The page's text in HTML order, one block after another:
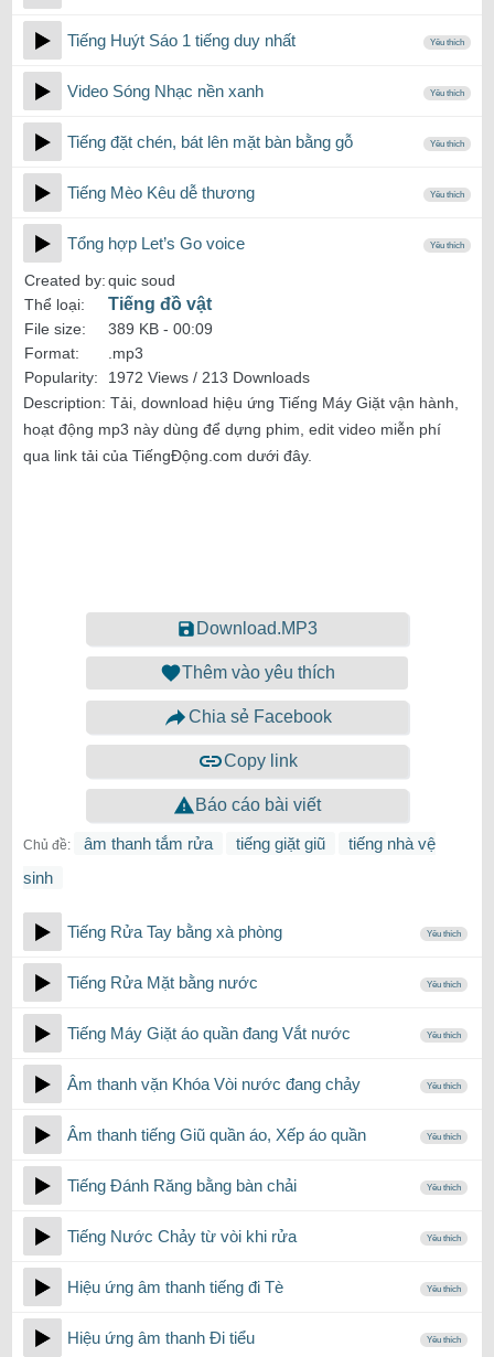
Tiếng Huýt Sáo 1 tiếng duy nhất Yêu thích
Video Sóng Nhạc nền xanh Yêu thích
Tiếng đặt chén, bát lên mặt bàn bằng gỗ Yêu thích
Tiếng Mèo Kêu dễ thương Yêu thích
Tổng hợp Let’s Go voice Yêu thích
Created by:quic soud
Thể loại:
Tiếng đồ vật
File size: 389 KB - 00:09
Format:
.mp3
Popularity:
1972 Views / 213 Downloads
Description: Tải, download hiệu ứng Tiếng Máy Giặt vận hành,
hoạt động mp3 này dùng để dựng phim, edit video miễn phí
qua link tải của TiếngĐộng.com dưới đây.
Download.MP3
Thêm vào yêu thích
Chia sẻ Facebook
Copy link
Báo cáo bài viết
Chủ đề: âm thanh tắm rửa tiếng giặt giũ
tiếng nhà vệ
sinh
Tiếng Rửa Tay bằng xà phòng Yêu thích
Tiếng Rửa Mặt bằng nước Yêu thích
Tiếng Máy Giặt áo quần đang Vắt nước Yêu thích
Âm thanh vặn Khóa Vòi nước đang chảy Yêu thích
Âm thanh tiếng Giũ quần áo, Xếp áo quần Yêu thích
Tiếng Đánh Răng bằng bàn chải Yêu thích
Tiếng Nước Chảy từ vòi khi rửa Yêu thích
Hiệu ứng âm thanh tiếng đi Tè Yêu thích
Hiệu ứng âm thanh Đi tiểu Yêu thích